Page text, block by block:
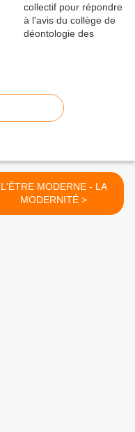
L'ÊTRE MODERNE - LA
MODERNITÉ >